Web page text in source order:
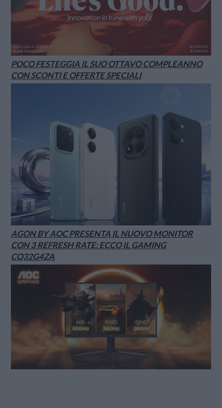
POCO FESTEGGIA IL SUO OTTAVO COMPLEANNO
CON SCONTI E OFFERTE SPECIALI
AGON BY AOC PRESENTA IL NUOVO MONITOR
CON 3 REFRESH RATE: ECCO IL GAMING
CQ32G4ZA